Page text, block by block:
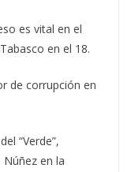
es vital en el
en el 18.
de corrupción en
“Verde”,
en la